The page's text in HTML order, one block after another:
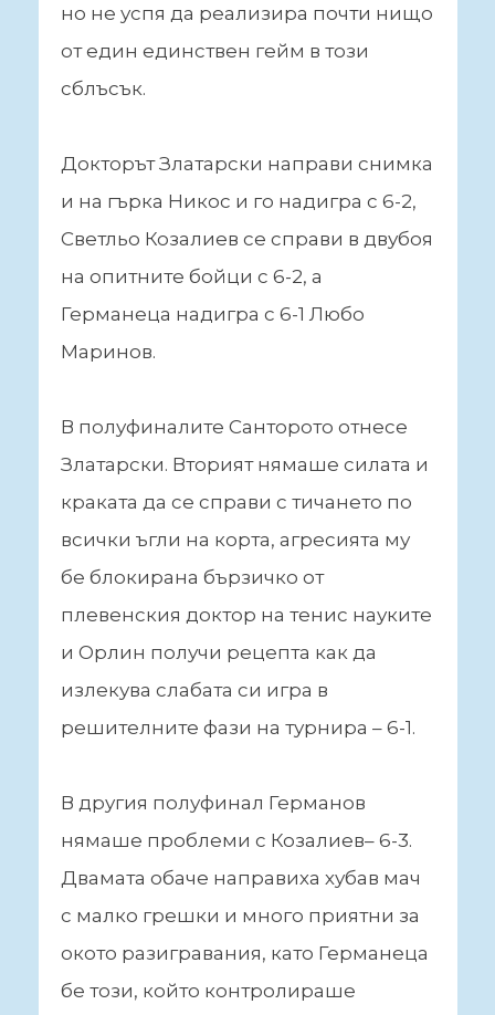
но не успя да реализира почти нищо
от един единствен гейм в този
сблъсък.
Докторът Златарски направи снимка
и на гърка Никос и го надигра с 6-2,
Светльо Козалиев се справи в двубоя
на опитните бойци с 6-2, а
Германеца надигра с 6-1 Любо
Маринов.
В полуфиналите Санторото отнесе
Златарски. Вторият нямаше силата и
краката да се справи с тичането по
всички ъгли на корта, агресията му
бе блокирана бързичко от
плевенския доктор на тенис науките
и Орлин получи рецепта как да
излекува слабата си игра в
решителните фази на турнира – 6-1.
В другия полуфинал Германов
нямаше проблеми с Козалиев– 6-3.
Двамата обаче направиха хубав мач
с малко грешки и много приятни за
окото разигравания, като Германеца
бе този, който контролираше